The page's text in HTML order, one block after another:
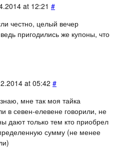
at 12:21 #
честно, целый вечер
пригодились же купоны, что
at 05:42 #
мне так моя тайка
в севен-елевене говорили, не
дают только тем кто приобрел
сумму (не менее